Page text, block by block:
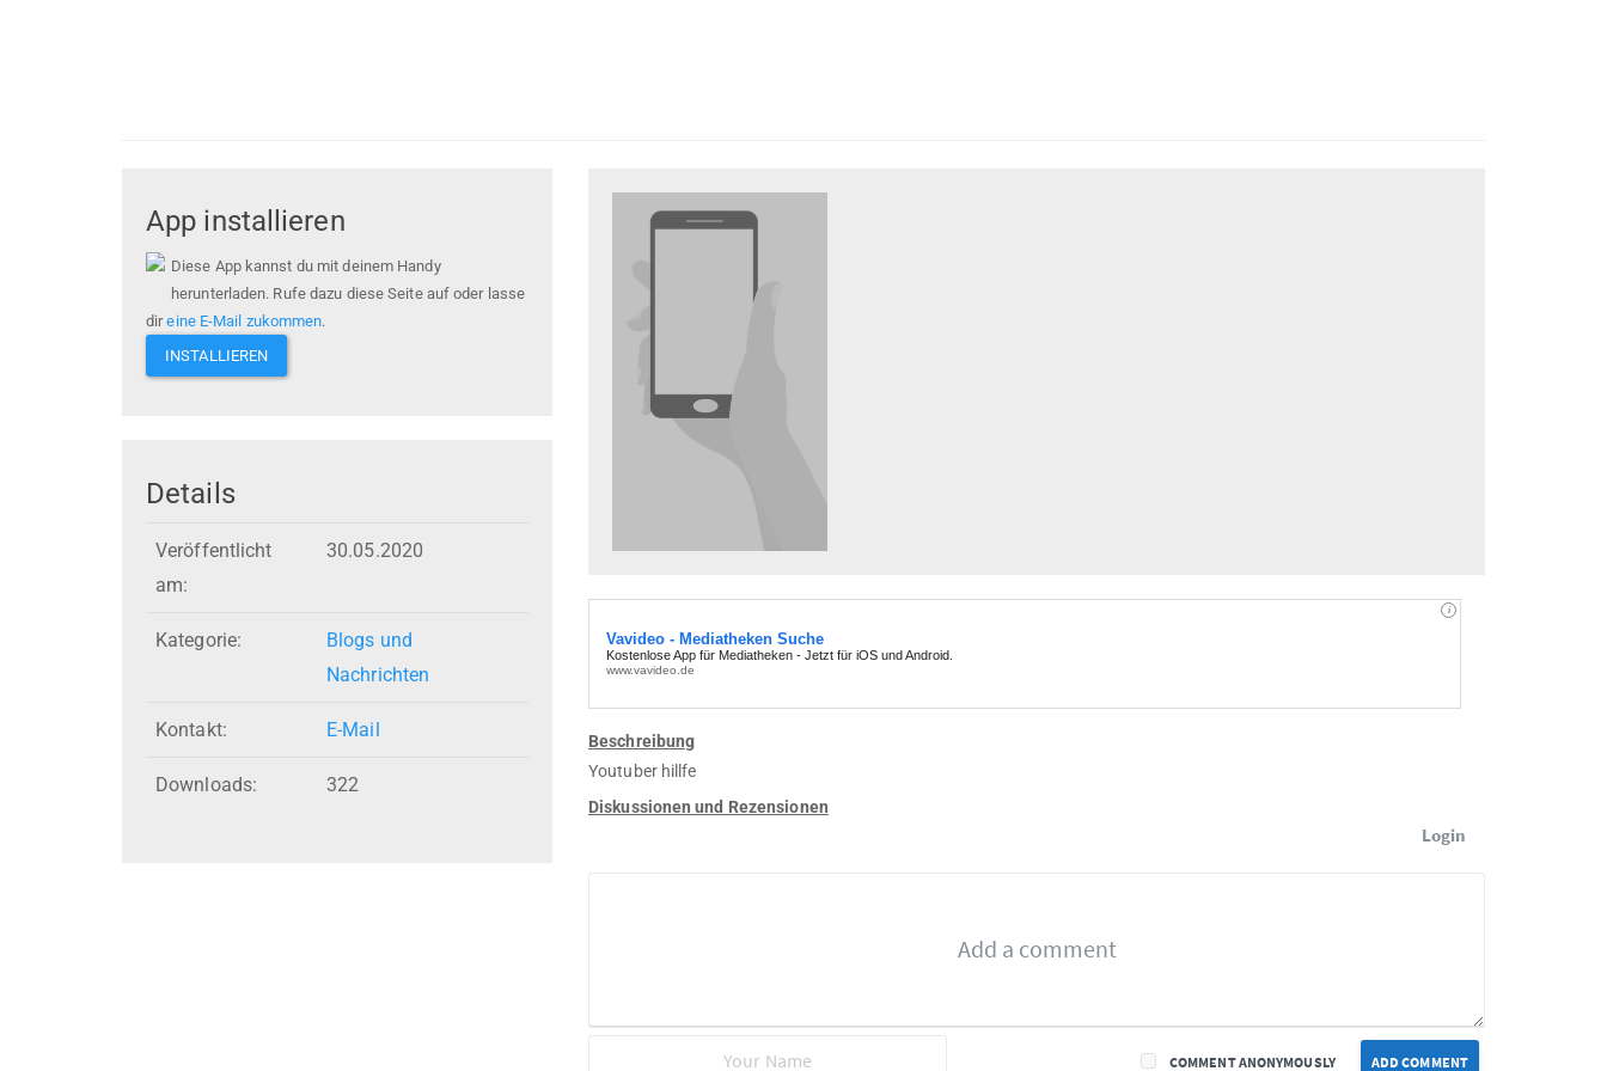
App installieren
Diese App kannst du mit deinem Handy
herunterladen. Rufe dazu diese Seite auf oder lasse
direine E-Mail zukommen.
INSTALLIEREN
Details
Veröffentlicht
am:
30.05.2020
Kategorie:
Blogs und
Nachrichten
Kontakt: E-Mail
Downloads: 322
Beschreibung
Youtuber hillfe
Diskussionen und Rezensionen
Login
ADD COMMENT
COMMENT ANONYMOUSLY